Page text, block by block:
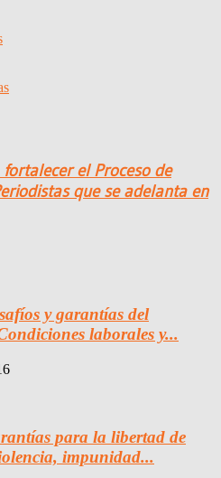
el Proceso de
que se adelanta en
y garantías del
laborales y...
para la libertad de
impunidad...